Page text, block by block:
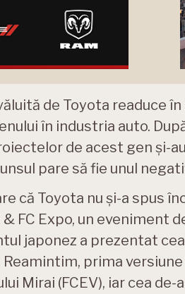
de Toyota readuce
în industria auto.
de acest gen și-
pare să fie unul
că Toyota nu și-a spus
FC Expo, un eveniment
japonez a prezentat
prima
Mirai (FCEV), iar cea